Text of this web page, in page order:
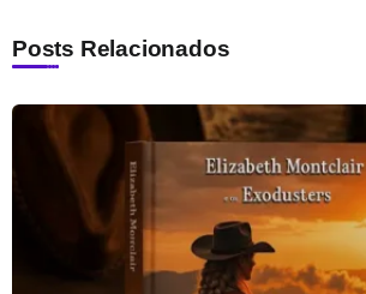
Posts Relacionados